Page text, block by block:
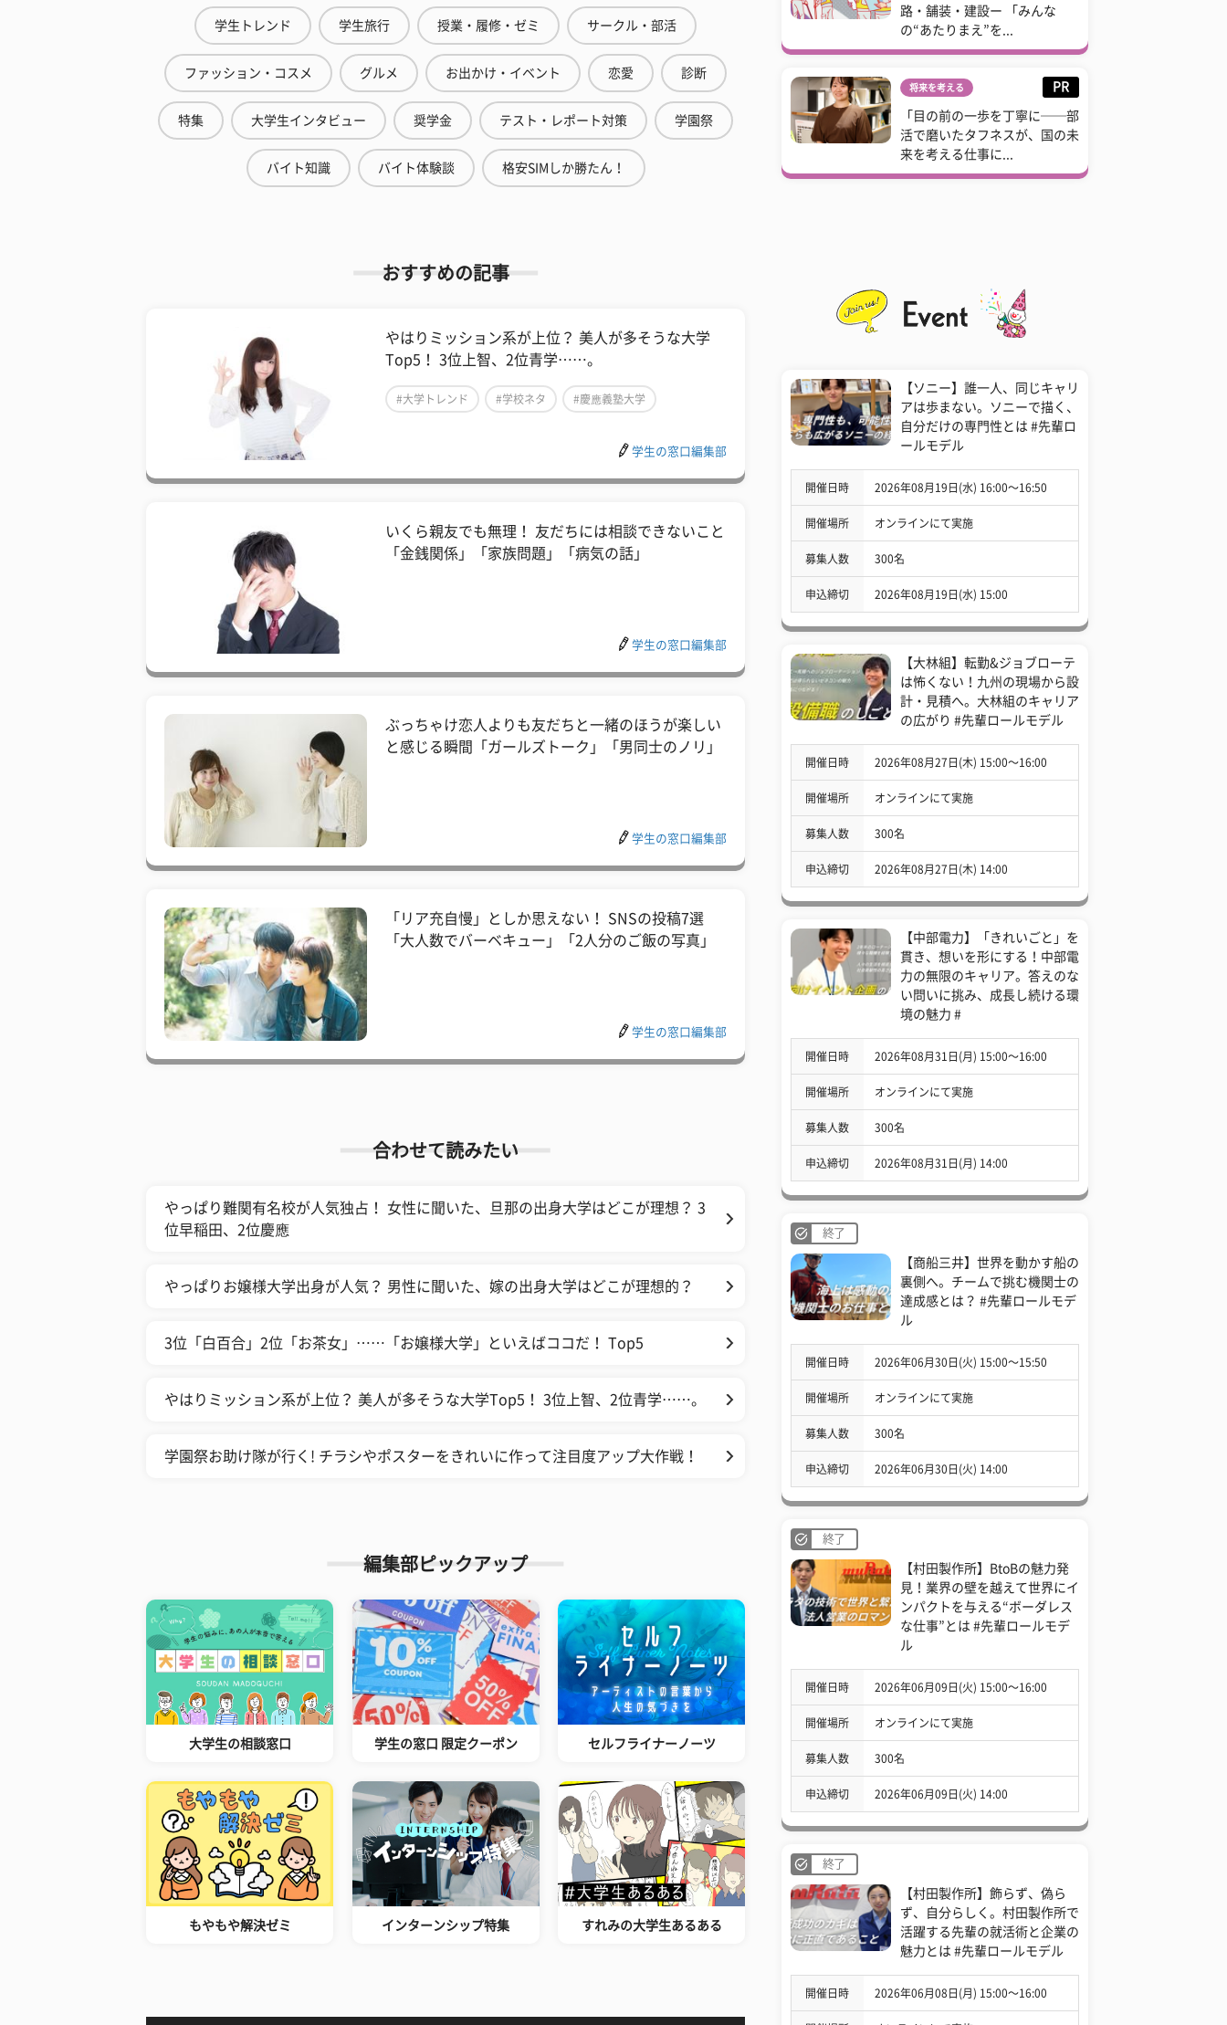
学生トレンド 学生旅行 授業・履修・ゼミ サークル・部活
ファッション・コスメ グルメ お出かけ・イベント 恋愛 診断
特集 大学生インタビュー 奨学金 テスト・レポート対策 学園祭
バイト知識 バイト体験談 格安SIMしか勝たん！
おすすめの記事
やはりミッション系が上位？ 美人が多そうな大学
Top5！ 3位上智、2位青学……。
#大学トレンド #学校ネタ #慶應義塾大学
学生の窓口編集部
いくら親友でも無理！ 友だちには相談できないこと
「金銭関係」「家族問題」「病気の話」
学生の窓口編集部
ぶっちゃけ恋人よりも友だちと一緒のほうが楽しい
と感じる瞬間「ガールズトーク」「男同士のノリ」
学生の窓口編集部
「リア充自慢」としか思えない！ SNSの投稿7選
「大人数でバーベキュー」「2人分のご飯の写真」
学生の窓口編集部
合わせて読みたい
やっぱり難関有名校が人気独占！ 女性に聞いた、旦那の出身大学はどこが理想？ 3
位早稲田、2位慶應
やっぱりお嬢様大学出身が人気？ 男性に聞いた、嫁の出身大学はどこが理想的？
3位「白百合」2位「お茶女」……「お嬢様大学」といえばココだ！ Top5
やはりミッション系が上位？ 美人が多そうな大学Top5！ 3位上智、2位青学……。
学園祭お助け隊が行く! チラシやポスターをきれいに作って注目度アップ大作戦！
編集部ピックアップ
大学生の相談窓口 学生の窓口 限定クーポン セルフライナーノーツ
もやもや解決ゼミ インターンシップ特集 すれみの大学生あるある
路・舗装・建設ー 「みんな
の“あたりまえ”を...
将来を考える PR
「目の前の一歩を丁寧に──部
活で磨いたタフネスが、国の未
来を考える仕事に...
【ソニー】誰一人、同じキャリ
アは歩まない。ソニーで描く、
自分だけの専門性とは #先輩ロ
ールモデル
開催日時 2026年08月19日(水) 16:00〜16:50
開催場所 オンラインにて実施
募集人数 300名
申込締切 2026年08月19日(水) 15:00
【大林組】転勤&ジョブローテ
は怖くない！九州の現場から設
計・見積へ。大林組のキャリア
の広がり #先輩ロールモデル
開催日時 2026年08月27日(木) 15:00〜16:00
開催場所 オンラインにて実施
募集人数 300名
申込締切 2026年08月27日(木) 14:00
【中部電力】「きれいごと」を
貫き、想いを形にする！中部電
力の無限のキャリア。答えのな
い問いに挑み、成長し続ける環
境の魅力 #
開催日時 2026年08月31日(月) 15:00〜16:00
開催場所 オンラインにて実施
募集人数 300名
申込締切 2026年08月31日(月) 14:00
終了
【商船三井】世界を動かす船の
裏側へ。チームで挑む機関士の
達成感とは？ #先輩ロールモデ
ル
開催日時 2026年06月30日(火) 15:00〜15:50
開催場所 オンラインにて実施
募集人数 300名
申込締切 2026年06月30日(火) 14:00
終了
【村田製作所】BtoBの魅力発
見！業界の壁を越えて世界にイ
ンパクトを与える“ボーダレス
な仕事”とは #先輩ロールモデ
ル
開催日時 2026年06月09日(火) 15:00〜16:00
開催場所 オンラインにて実施
募集人数 300名
申込締切 2026年06月09日(火) 14:00
終了
【村田製作所】飾らず、偽ら
ず、自分らしく。村田製作所で
活躍する先輩の就活術と企業の
魅力とは #先輩ロールモデル
開催日時 2026年06月08日(月) 15:00〜16:00